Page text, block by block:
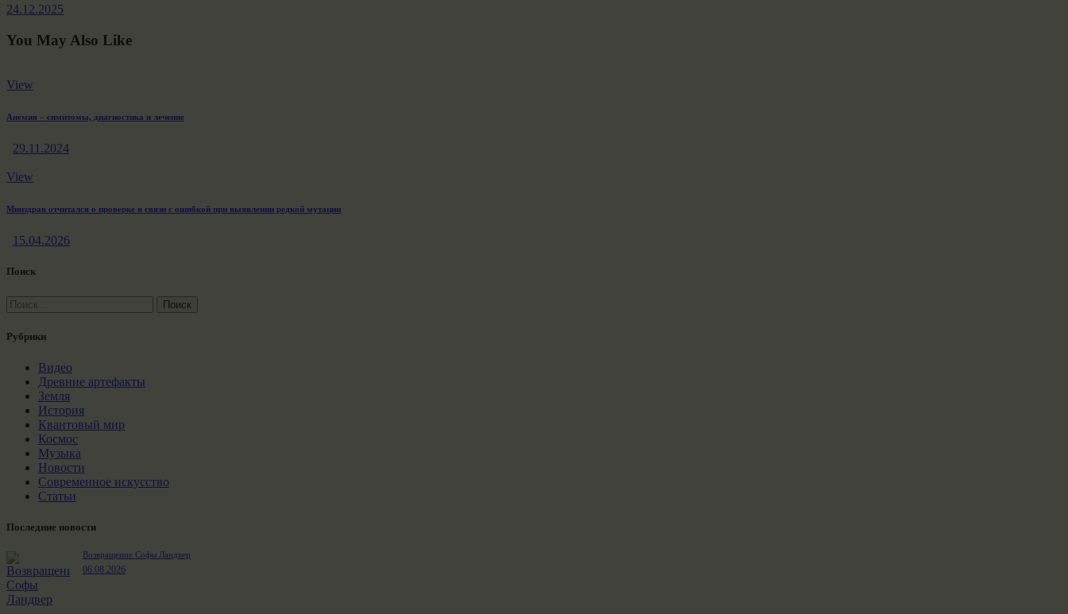
24.12.2025
You May Also Like
View
Анемия – симптомы, диагностика и лечение
29.11.2024
View
Минздрав отчитался о проверке в связи с ошибкой при выявлении редкой мутации
15.04.2026
Поиск
Найти:
Рубрики
Видео
Древние артефакты
Земля
История
Квантовый мир
Космос
Музыка
Новости
Современное искусство
Статьи
Последние новости
Возвращение Софы Ландвер
06.08.2026